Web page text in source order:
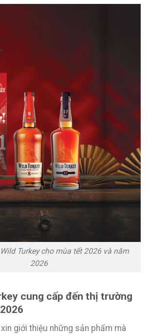
Turkey cho mùa tết 2026 và năm
2026
cung cấp đến thị trường
giới thiệu những sản phẩm mà